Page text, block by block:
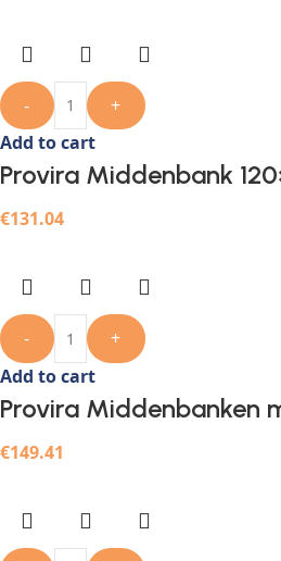
-
+
Add to cart
Provira Middenbank
€131.04
-
+
Add to cart
Provira Middenbanken
€149.41